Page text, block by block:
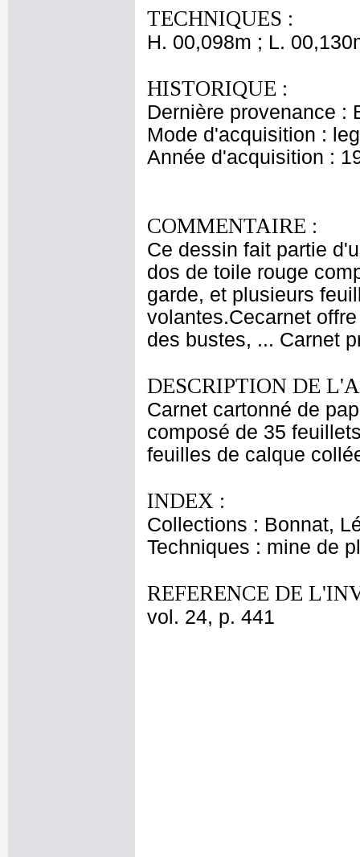
TECHNIQUES :
H. 00,098m ; L.
HISTORIQUE :
Dernière provenance :
Mode d'acquisition :
Année d'acquisition :
COMMENTAIRE :
Ce dessin fait partie
dos de toile rouge
garde, et plusieurs
volantes.Cecarnet
des bustes, ... Carnet
DESCRIPTION DE
Carnet cartonné de
composé de 35
feuilles de calque
INDEX :
Collections : Bonnat,
Techniques : mine de
REFERENCE DE
vol. 24, p. 441